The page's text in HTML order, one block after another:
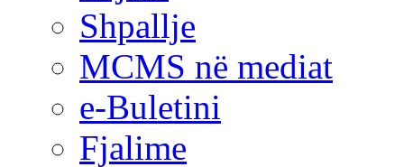
Shpallje
MCMS në mediat
e-Buletini
Fjalime